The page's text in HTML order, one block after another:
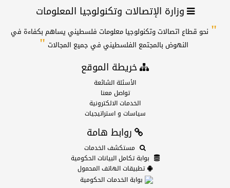
وزارة الإتصالات وتكنولوجيا المعلومات
" نحو قطاع اتصالات وتكنولوجيا معلومات فلسطيني يساهم بكفاءة في
النهوض بالمجتمع الفلسطيني في جميع المجالات"
خريطة الموقع
الأسئلة الشائعة
تواصل معنا
الخدمات الالكترونية
سياسات و استراتيجيات
روابط هامة
مستكشف الخدمات
بوابة تكامل البيانات الحكومية
تطبيقات الهاتف المحمول
بوابة الخدمات الحكومية